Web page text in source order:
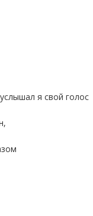
я свой голос